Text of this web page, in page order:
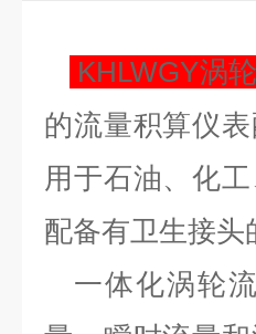
KHLWGY涡
的流量积算仪
用于石油、化
配备有卫生接
一体化涡轮